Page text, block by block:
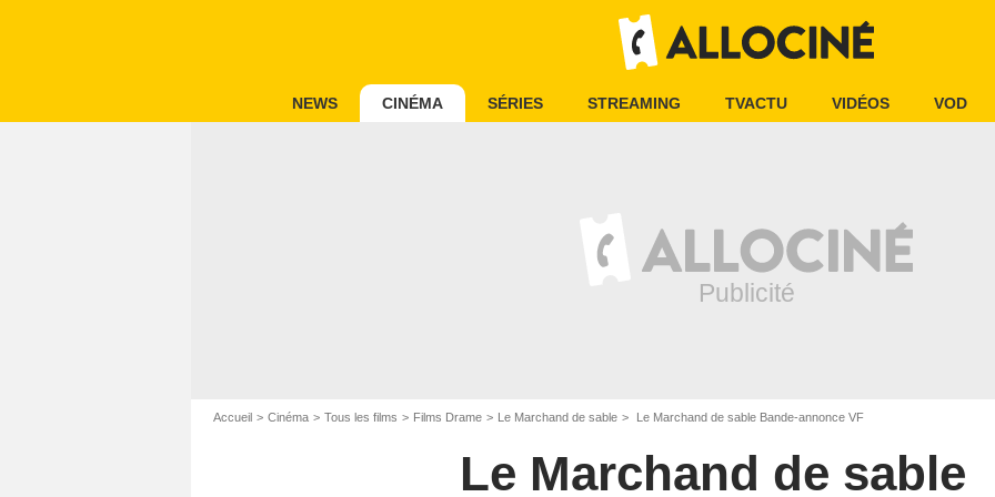
NEWS CINÉMA SÉRIES STREAMING TVACTU VIDÉOS VOD
Accueil Cinéma Tous les films Films Drame Le Marchand de sable Le Marchand de sable Bande-annonce VF
Le Marchand de sable